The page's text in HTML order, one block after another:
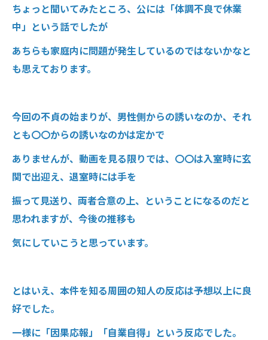
ちょっと聞いてみたところ、公には「体調不良で休業
中」という話でしたが
あちらも家庭内に問題が発生しているのではないかなと
も思えております。
今回の不貞の始まりが、男性側からの誘いなのか、それ
とも〇〇からの誘いなのかは定かで
ありませんが、動画を見る限りでは、〇〇は入室時に玄
関で出迎え、退室時には手を
振って見送り、両者合意の上、ということになるのだと
思われますが、今後の推移も
気にしていこうと思っています。
とはいえ、本件を知る周囲の知人の反応は予想以上に良
好でした。
一様に「因果応報」「自業自得」という反応でした。